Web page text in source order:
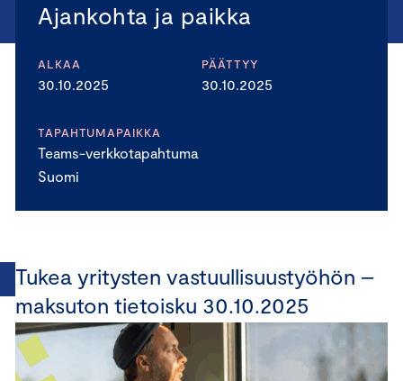
Ajankohta ja paikka
ALKAA
30.10.2025
PÄÄTTYY
30.10.2025
TAPAHTUMAPAIKKA
Teams-verkkotapahtuma
Suomi
Tukea yritysten vastuullisuustyöhön –
maksuton tietoisku 30.10.2025